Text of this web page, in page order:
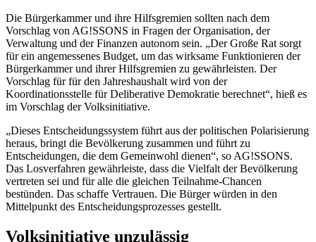
Die Bürgerkammer und ihre Hilfsgremien sollten nach dem
Vorschlag von AG!SSONS in Fragen der Organisation, der
Verwaltung und der Finanzen autonom sein. „Der Große Rat sorgt
für ein angemessenes Budget, um das wirksame Funktionieren der
Bürgerkammer und ihrer Hilfsgremien zu gewährleisten. Der
Vorschlag für für den Jahreshaushalt wird von der
Koordinationsstelle für Deliberative Demokratie berechnet“, hieß es
im Vorschlag der Volksinitiative.
„Dieses Entscheidungssystem führt aus der politischen Polarisierung
heraus, bringt die Bevölkerung zusammen und führt zu
Entscheidungen, die dem Gemeinwohl dienen“, so AG!SSONS.
Das Losverfahren gewährleiste, dass die Vielfalt der Bevölkerung
vertreten sei und für alle die gleichen Teilnahme-Chancen
bestünden. Das schaffe Vertrauen. Die Bürger würden in den
Mittelpunkt des Entscheidungsprozesses gestellt.
Volksinitiative unzulässig